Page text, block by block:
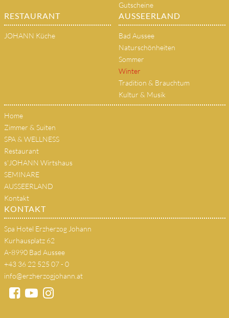
Gutscheine
RESTAURANT
JOHANN Küche
AUSSEERLAND
Bad Aussee
Naturschönheiten
Sommer
Winter
Tradition & Brauchtum
Kultur & Musik
Home
Zimmer & Suiten
SPA & WELLNESS
Restaurant
s'JOHANN Wirtshaus
SEMINARE
AUSSEERLAND
Kontakt
KONTAKT
Spa Hotel Erzherzog Johann
Kurhausplatz 62
A-8990 Bad Aussee
+43 36 22 525 07 - 0
info@erzherzogjohann.at